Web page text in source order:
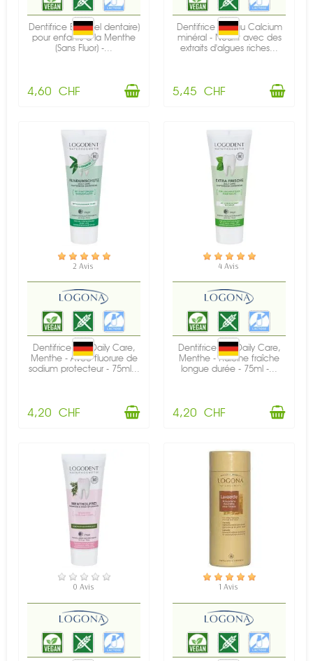
Dentifrice BIO (gel dentaire)
pour enfants à la Menthe
(Sans Fluor) -...
4,60 CHF
Dentifrice BIO au Calcium
minéral - Nourrit avec des
extraits d'algues riches...
5,45 CHF
EN STOCK
2 Avis
Dentifrice BIO Daily Care,
Menthe - Avec fluorure de
sodium protecteur - 75ml...
4,20 CHF
EN STOCK
4 Avis
Dentifrice BIO Daily Care,
Menthe - Haleine fraîche
longue durée - 75ml -...
4,20 CHF
EN STOCK
0 Avis
EN STOCK
1 Avis